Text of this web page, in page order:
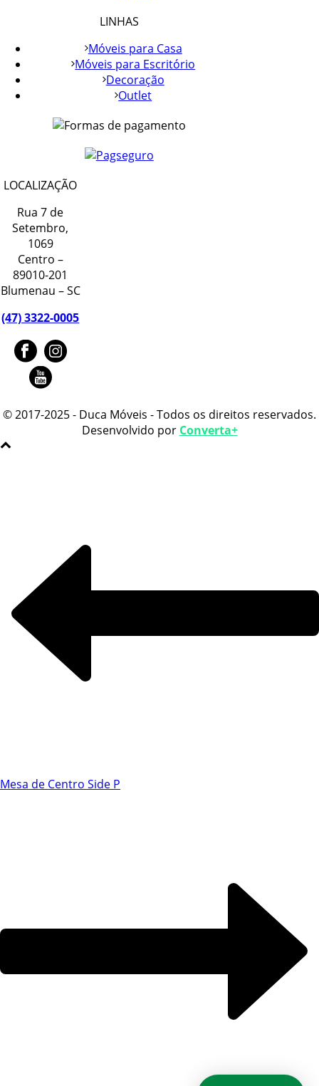
LINHAS
Móveis para Casa
Móveis para Escritório
Decoração
Outlet
LOCALIZAÇÃO
Rua 7 de
Setembro,
1069
Centro –
89010-201
Blumenau – SC
(47) 3322-0005
© 2017-2025 - Duca Móveis - Todos os direitos reservados.
Desenvolvido por Converta+
Mesa de Centro Side P
Ao informar meus dados e clicar em ‘INICIAR CONVERSA’, eu